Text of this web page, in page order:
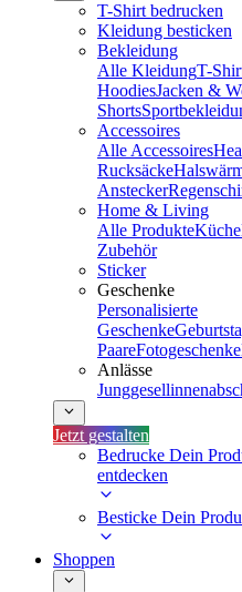
T-Shirt bedrucken
Kleidung besticken
Bekleidung
Alle KleidungT-
HoodiesJacken &
Shorts
Accessoires
Alle Accessoires
Rucksäcke
Anstecker
Home & Living
Alle ProdukteKüche
Zubehör
Sticker
Geschenke
Personalisierte
Geschenke
PaareFotogeschenke
Anlässe
Jetzt gestalten
Bedrucke Dein
entdecken
Besticke Dein
Shoppen